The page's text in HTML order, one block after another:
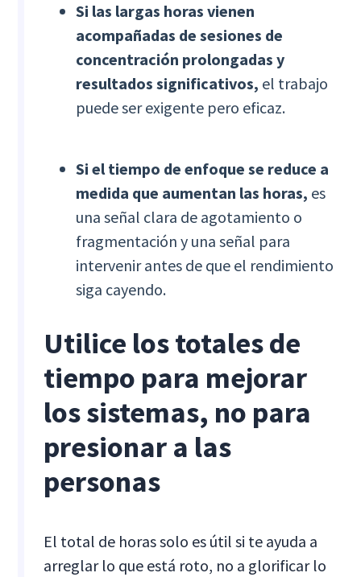
Si las largas horas vienen
acompañadas de sesiones de
concentración prolongadas y
resultados significativos, el trabajo
puede ser exigente pero eficaz.
Si el tiempo de enfoque se reduce a
medida que aumentan las horas, es
una señal clara de agotamiento o
fragmentación y una señal para
intervenir antes de que el rendimiento
siga cayendo.
Utilice los totales de
tiempo para mejorar
los sistemas, no para
presionar a las
personas
El total de horas solo es útil si te ayuda a
arreglar lo que está roto, no a glorificar lo